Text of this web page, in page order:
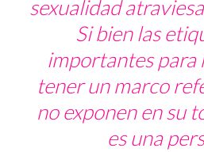
sexualidad
Si bien las
importantes para
tener un marco
no exponen en su
es una